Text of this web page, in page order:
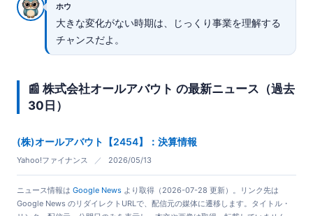
ホウ
大きな変化がない時期は、じっくり事業を理解する
チャンスだよ。
📰 株式会社オールアバウト の最新ニュース（過去
30日）
(株)オールアバウト【2454】：決算情報
Yahoo!ファイナンス ／ 2026/05/13
ニュース情報は Google News より取得（2026-07-28 更新）。リンク先は
Google News のリダイレクトURLで、配信元の媒体に遷移します。タイトル・